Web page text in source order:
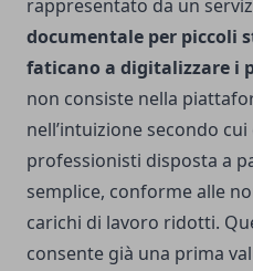
rappresentato da un
documentale per piccoli
faticano a digitalizzare i
non consiste nella
nell’intuizione secondo
professionisti disposta a
semplice, conforme alle
carichi di lavoro ridotti.
consente già una prima